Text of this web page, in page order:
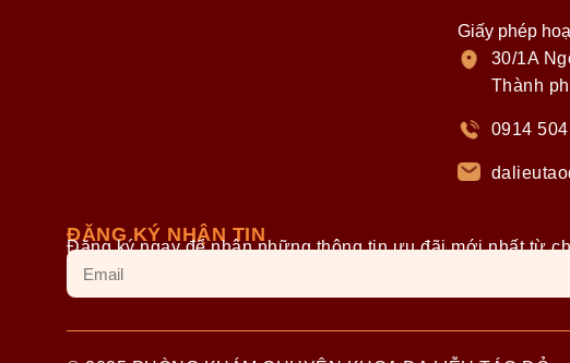
Giấy phép
30/1A
Thành
0914
ĐĂNG KÝ NHẬN TIN
Đăng ký ngay để nhận những thông tin ưu đãi mới nhất từ